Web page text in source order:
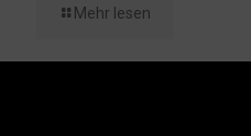
Mehr lesen